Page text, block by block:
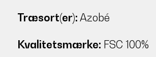
Træsort(er): Azobé
Kvalitetsmærke: FSC 100%